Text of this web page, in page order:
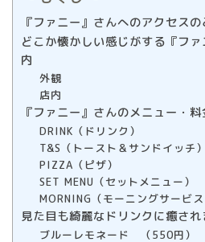
『ファニー』さんへのアクセス
どこか懐かしい感じがする『フ
内
外観
店内
『ファニー』さんのメニュー・
DRINK（ドリンク）
T&S（トースト＆サンドイッチ）
PIZZA（ピザ）
SET MENU（セットメニュー）
MORNING（モーニングサー
見た目も綺麗なドリンクに癒され
ブルーレモネード （550円）